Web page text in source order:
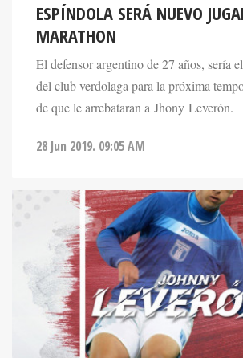
ESPÍNDOLA SERÁ NUEVO
MARATHON
El defensor argentino de 27 años, sería
del club verdolaga para la próxima
de que le arrebataran a Jhony Leverón.
28 Jun 2019. 09:05 AM